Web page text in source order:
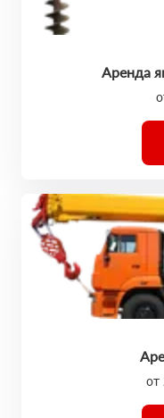
Аренда
от